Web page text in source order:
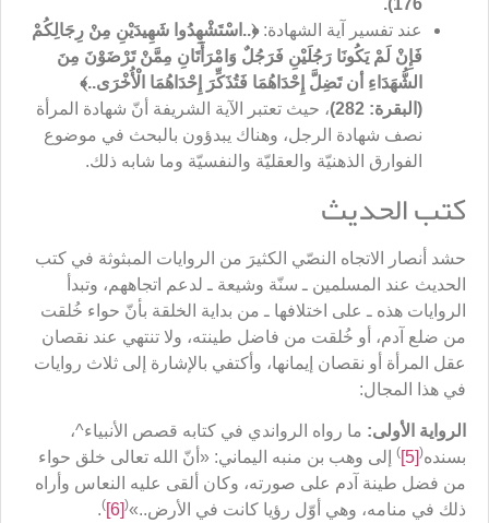
عند تفسير آية الشهادة:﴿..ا سْتَشْهِدُوا شَهِيدَيْنِ مِنْ رِجَالِكُمْ
فَإِنْ لَمْ يَكُونَا رَجُلَيْنِ فَرَجُلٌ وَامْرَأَتَانِ مِمَّنْ تَرْضَوْنَ مِنَ
الشُّهَدَاءِ أن تَضِلَّ إِحْدَاهُمَا فَتُذَكِّرَ إِحْدَاهُمَا الْأُخْرَى..﴾
(البقرة: 282)
، حيث تعتبر الآية الشريفة أنّ شهادة المرأة
نصف شهادة الرجل، وهناك يبدؤون بالبحث في موضوع
الفوارق الذهنيّة والعقليّة والنفسيّة وما شابه ذلك.
كتب الحديث
حشد أنصار الاتجاه النصّي الكثيرَ من الروايات المبثوثة في كتب
الحديث عند المسلمين ـ سنّة وشيعة ـ لدعم اتجاههم، وتبدأ
الروايات هذه ـ على اختلافها ـ من بداية الخلقة بأنّ حواء خُلقت
من ضلع آدم، أو خُلقت من فاضل طينته، ولا تنتهي عند نقصان
عقل المرأة أو نقصان إيمانها، وأكتفي بالإشارة إلى ثلاث روايات
في هذا المجال:
الرواية الأولى: ما رواه الرواندي في كتابه قصص الأنبياء^،
بسنده(
[5]
)
إلى وهب بن منبه اليماني:‏ «أنّ الله تعالى خلق‏ حواء
من فضل طينة آدم على صورته، وكان‏ ألقى عليه النعاس وأراه
ذلك في منامه، وهي أوّل رؤيا كانت في الأرض..»(
[6]
)
.